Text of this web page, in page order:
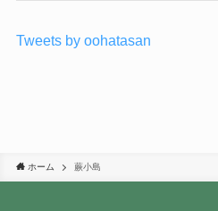
Tweets by oohatasan
ホーム 蕨小島